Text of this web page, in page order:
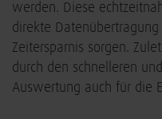
werden. Diese
direkte
Zeitersparnis sorgen.
durch den schnelleren
Auswertung auch für die